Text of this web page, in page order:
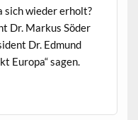
sich wieder erholt?
Dr. Markus Söder
Dr. Edmund
Europa“ sagen.